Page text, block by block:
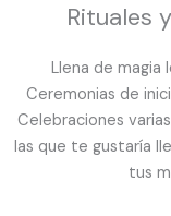
Rituales
Llena de magia
Ceremonias de
Celebraciones
las que te gustaría
tus